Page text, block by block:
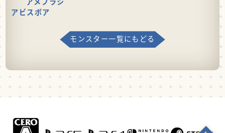
アビスボア
モンスター一覧にもどる